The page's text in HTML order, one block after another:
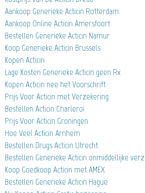
Aankoop Generieke Acticin Rotterdam
Aankoop Online Acticin Amersfoort
Bestellen Generieke Acticin Namur
Koop Generieke Acticin Brussels
Kopen Acticin
Lage Kosten Generieke Acticin geen Rx
Kopen Acticin nee het Voorschrift
Prijs Voor Acticin met Verzekering
Bestellen Acticin Charleroi
Prijs Voor Acticin Groningen
Hoe Veel Acticin Arnhem
Bestellen Drugs Acticin Utrecht
Bestellen Generieke Acticin onmiddellijke
Koop Goedkoop Acticin met AMEX
Bestellen Generieke Acticin Hague